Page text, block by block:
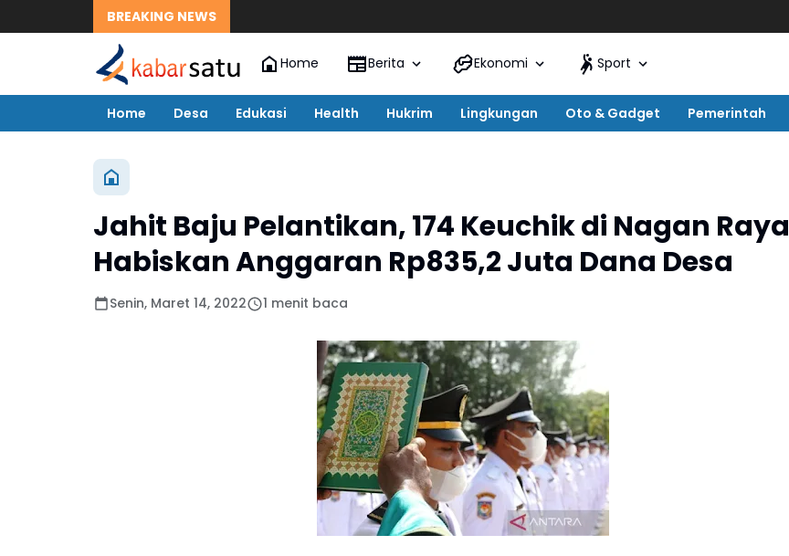
BREAKING NEWS
Home Berita Ekonomi Sport
Home Desa Edukasi Health Hukrim Lingkungan Oto & Gadget Pemerintah
Jahit Baju Pelantikan, 174 Keuchik di Nagan Raya
Habiskan Anggaran Rp835,2 Juta Dana Desa
Senin, Maret 14, 2022 1 menit baca